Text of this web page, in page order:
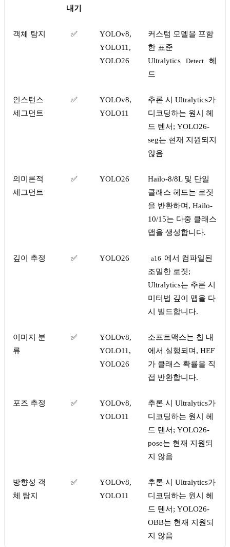
내기
객체 탐지 ✅
YOLOv8,
YOLO11,
YOLO26
커스텀 모델을 포함
한 표준
Ultralytics
Detect
헤
드
인스턴스
세그먼트
✅
YOLOv8,
YOLO11
추론 시 Ultralytics가
디코딩하는 원시 헤
드 텐서; YOLO26-
seg는 현재 지원되지
않음
의미론적
세그먼트
✅ YOLO26
Hailo-8/8L 및 단일
클래스 헤드는 로짓
을 반환하며, Hailo-
10/15는 다중 클래스
맵을 생성합니다.
깊이 추정 ✅ YOLO26 a16 에서 컴파일된
조밀한 로짓;
Ultralytics는 추론 시
미터법 깊이 맵을 다
시 빌드합니다.
이미지 분
류
✅
YOLOv8,
YOLO11,
YOLO26
소프트맥스는 칩 내
에서 실행되며, HEF
가 클래스 확률을 직
접 반환합니다.
포즈 추정 ✅
YOLOv8,
YOLO11
추론 시 Ultralytics가
디코딩하는 원시 헤
드 텐서; YOLO26-
pose는 현재 지원되
지 않음
방향성 객
체 탐지
✅
YOLOv8,
YOLO11
추론 시 Ultralytics가
디코딩하는 원시 헤
드 텐서; YOLO26-
OBB는 현재 지원되
지 않음